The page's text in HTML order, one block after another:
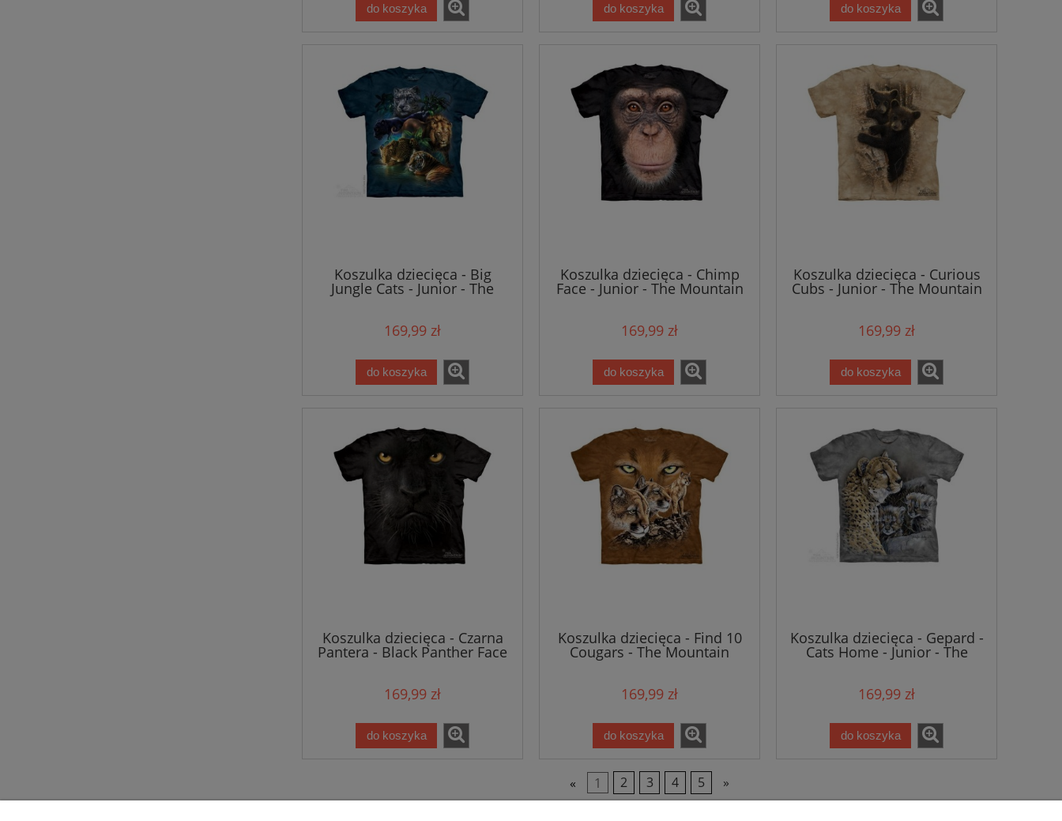
do koszyka do koszyka do koszyka
Koszulka dziecięca - Big
Jungle Cats - Junior - The
Mountain
169,99 zł
do koszyka
Koszulka dziecięca - Chimp
Face - Junior - The Mountain
169,99 zł
do koszyka
Koszulka dziecięca - Curious
Cubs - Junior - The Mountain
169,99 zł
do koszyka
Koszulka dziecięca - Czarna
Pantera - Black Panther Face
169,99 zł
do koszyka
Koszulka dziecięca - Find 10
Cougars - The Mountain
169,99 zł
do koszyka
Koszulka dziecięca - Gepard -
Cats Home - Junior - The
Mountain
169,99 zł
do koszyka
« 1 2 3 4 5 »